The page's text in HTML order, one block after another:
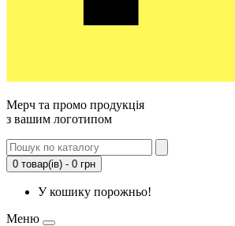
Мерч та промо продукція
з вашим логотипом
0 товар(ів) - 0 грн
У кошику порожньо!
Меню